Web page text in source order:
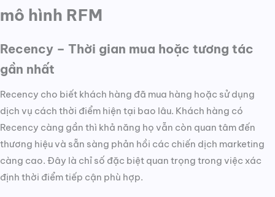
mô hình RFM
Recency – Thời gian mua hoặc tương tác
gần nhất
Recency cho biết khách hàng đã mua hàng hoặc sử dụng
dịch vụ cách thời điểm hiện tại bao lâu. Khách hàng có
Recency càng gần thì khả năng họ vẫn còn quan tâm đến
thương hiệu và sẵn sàng phản hồi các chiến dịch marketing
càng cao. Đây là chỉ số đặc biệt quan trọng trong việc xác
định thời điểm tiếp cận phù hợp.